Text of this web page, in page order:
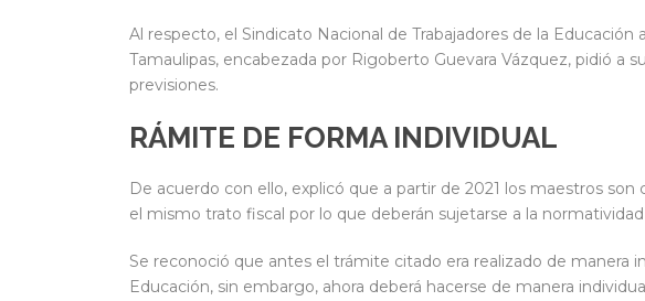
Al respecto, el Sindicato Nacional de Trabajadores de la Educación
Tamaulipas, encabezada por Rigoberto Guevara Vázquez, pidió a
previsiones.
RÁMITE DE FORMA INDIVIDUAL
De acuerdo con ello, explicó que a partir de 2021 los maestros son
el mismo trato fiscal por lo que deberán sujetarse a la
Se reconoció que antes el trámite citado era realizado de manera
Educación, sin embargo, ahora deberá hacerse de manera